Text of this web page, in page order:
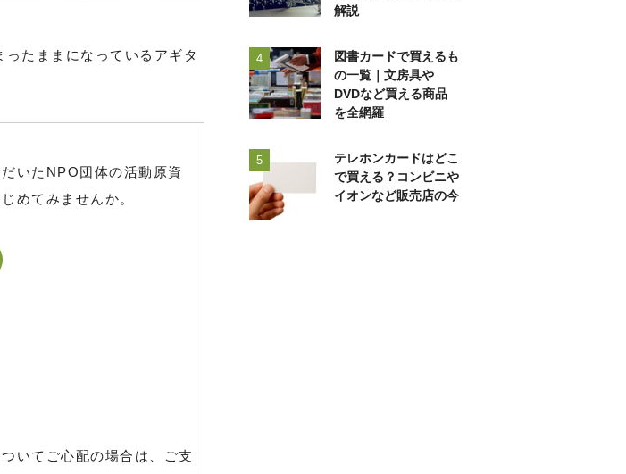
たままになっているアギタ
いたNPO団体の活動原資
めてみませんか。
いてご心配の場合は、ご支
解説
4
図書カードで買えるも
の一覧｜文房具や
DVDなど買える商品
を全網羅
5
テレホンカードはどこ
で買える？コンビニや
イオンなど販売店の今